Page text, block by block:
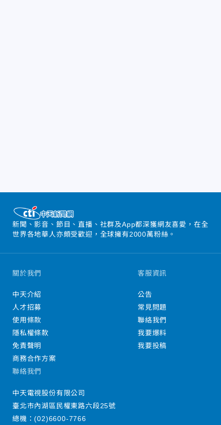
新聞、影音、節目、直播、社群及App都深獲網友喜愛，在全
世界各地華人亦頗受歡迎，全球擁有2000萬粉絲。
關於我們
中天介紹
人才招募
使用條款
隱私權條款
免責聲明
商務合作方案
客服資訊
公告
常見問題
聯絡我們
我要爆料
我要投稿
聯絡我們
中天電視股份有限公司
臺北市內湖區民權東路六段25號
總機：(02)6600-7766